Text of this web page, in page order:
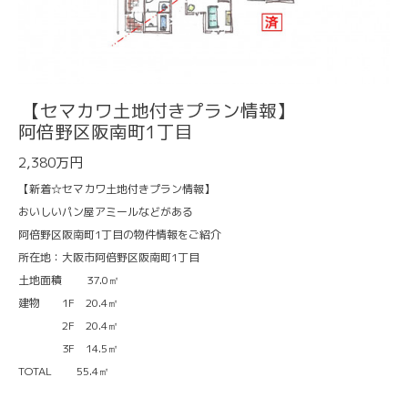
【セマカワ土地付きプラン情報】
阿倍野区阪南町1丁目
2,380万円
【新着☆セマカワ土地付きプラン情報】
おいしいパン屋アミールなどがある
阿倍野区阪南町1丁目の物件情報をご紹介
所在地：大阪市阿倍野区阪南町1丁目
土地面積 37.0㎡
建物 1F 20.4㎡
2F 20.4㎡
3F 14.5㎡
TOTAL 55.4㎡